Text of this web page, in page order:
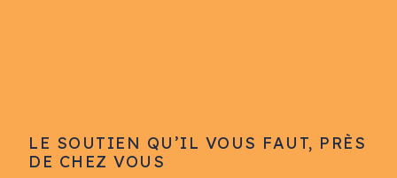
LE SOUTIEN QU’IL VOUS FAUT, PRÈS
DE CHEZ VOUS